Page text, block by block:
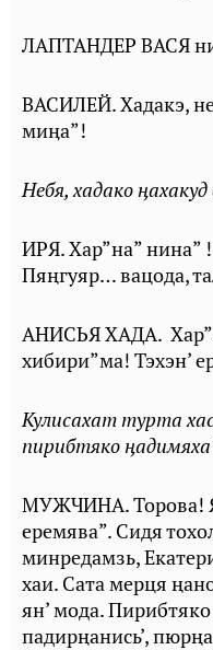
ЛАПТАНДЕР ВАСЯ ни
ВАСИЛЕЙ. Хадакэ,
миӊа”!
Небя, хадако ӊахакуд
ИРЯ. Хар”на” нина”
Пяңгуяр… вацода,
АНИСЬЯ ХАДА.
хибири”ма! Тэхэн’
Кулисахат турта
пирибтяко
МУЖЧИНА. Торова!
еремява”. Сидя
минредамзь,
хаи. Сата мерця
ян’ мода.
падирңанись’,